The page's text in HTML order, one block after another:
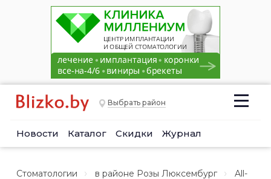
Выбрать район
Новости Каталог Скидки Журнал
Стоматологии в районе Розы Люксембург
All-